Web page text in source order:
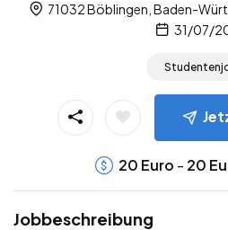
71032 Böblingen, Baden-
31/07/
20 Euro - 20
Jobbeschreibung